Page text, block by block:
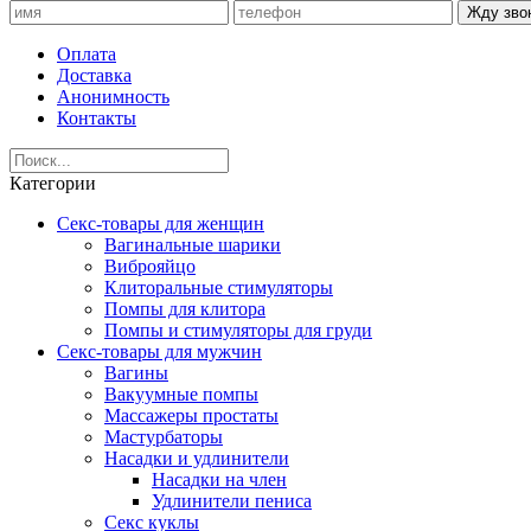
Жду
Оплата
Доставка
Анонимность
Контакты
Категории
Секс-товары для женщин
Вагинальные шарики
Виброяйцо
Клиторальные стимуляторы
Помпы для клитора
Помпы и стимуляторы для груди
Секс-товары для мужчин
Вагины
Вакуумные помпы
Массажеры простаты
Мастурбаторы
Насадки и удлинители
Насадки на член
Удлинители пениса
Секс куклы